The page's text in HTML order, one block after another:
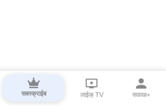
सबस्क्राईब लाईव्ह TV सकाळ+